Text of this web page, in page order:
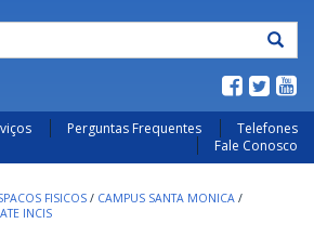
Perguntas Frequentes
Telefones
Fale Conosco
FISICOS / CAMPUS SANTA MONICA /
INCIS